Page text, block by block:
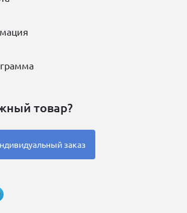
товар?
заказ